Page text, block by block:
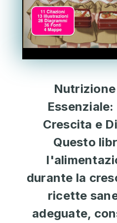
Essenziale:
Crescita e
Questo
durante la
ricette
adeguate,